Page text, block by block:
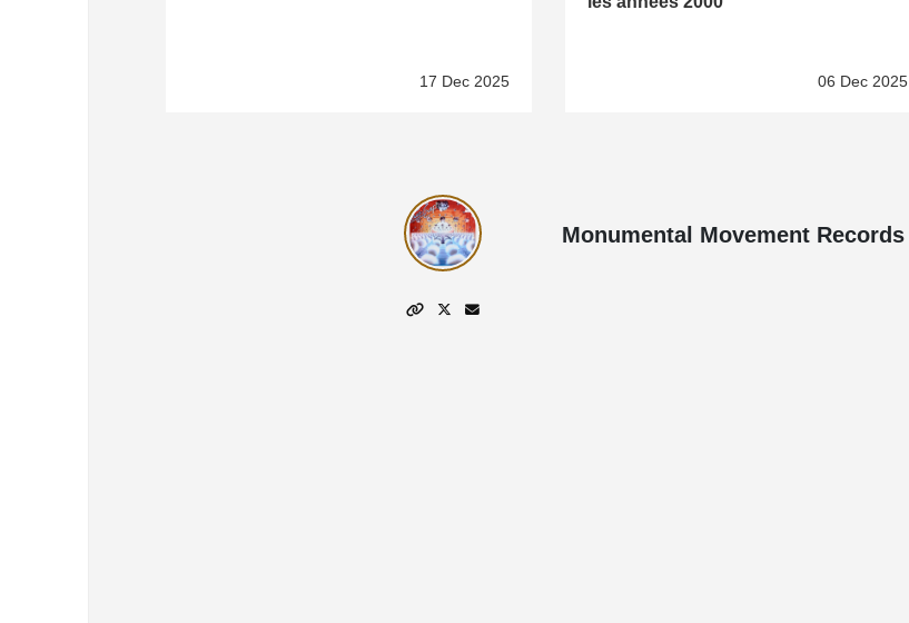
17 Dec 2025 06 Dec 2025
Monumental Movement Records